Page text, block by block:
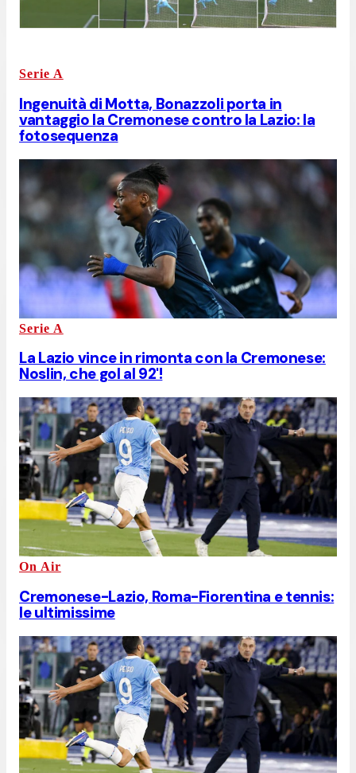
Serie A
Ingenuità di Motta, Bonazzoli porta in
vantaggio la Cremonese contro la Lazio: la
fotosequenza
Serie A
La Lazio vince in rimonta con la Cremonese:
Noslin, che gol al 92'!
On Air
Cremonese-Lazio, Roma-Fiorentina e tennis:
le ultimissime